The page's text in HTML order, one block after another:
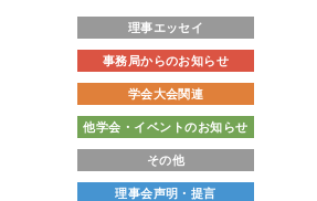
理事エッセイ
事務局からのお知らせ
学会大会関連
他学会・イベントのお知らせ
その他
理事会声明・提言